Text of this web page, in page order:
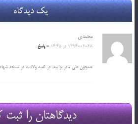
یک دیدگاه
محمدی
1394-02-28 در 14:45 - پاسخ
همچون علی مادر نزایید. در کعبه ولادت در مسجد
دیدگاهتان را ثبت